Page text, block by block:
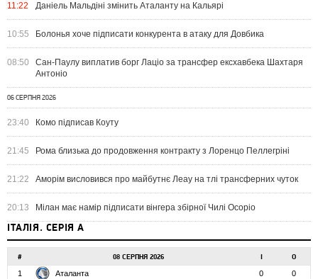
11:22 Даніель Мальдіні змінить Аталанту на Кальярі
10:55 Болонья хоче підписати конкурента в атаку для Довбика
08:50
Сан-Паулу виплатив борг Лаціо за трансфер ексхавбека Шахтаря
Антоніо
06 СЕРПНЯ 2026
23:40 Комо підписав Коуту
21:45 Рома близька до продовження контракту з Лоренцо Пеллегріні
21:22 Аморім висловився про майбутнє Леау на тлі трансферних чуток
20:13 Мілан має намір підписати вінгера збірної Чилі Осоріо
ІТАЛІЯ. СЕРІЯ А
# 08 СЕРПНЯ 2026 І О
1 Аталанта 0
0